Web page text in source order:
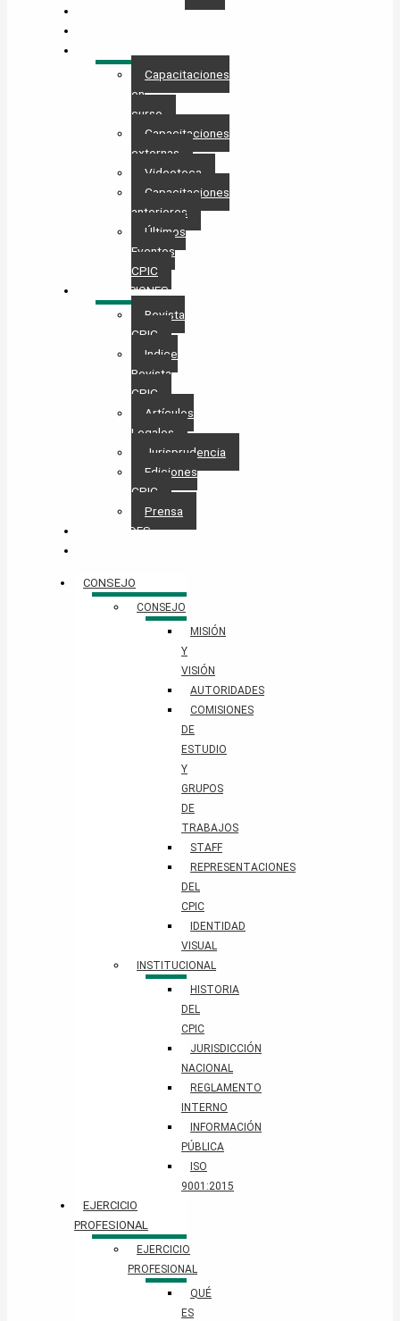
Capacitaciones
en
curso
Capacitaciones
externas
Videoteca
Capacitaciones
anteriores
Últimos
Eventos
CPIC
PUBLICACIONES
Revista
CPIC
Indice
Revista
CPIC
Artículos
Legales
Jurisprudencia
Ediciones
CPIC
Prensa
NOVEDADES
CONSEJO
CONSEJO
MISIÓN
Y
VISIÓN
AUTORIDADES
COMISIONES
DE
ESTUDIO
Y
GRUPOS
DE
TRABAJOS
STAFF
REPRESENTACIONES
DEL
CPIC
IDENTIDAD
VISUAL
INSTITUCIONAL
HISTORIA
DEL
CPIC
JURISDICCIÓN
NACIONAL
REGLAMENTO
INTERNO
INFORMACIÓN
PÚBLICA
ISO
9001:2015
EJERCICIO
PROFESIONAL
EJERCICIO
PROFESIONAL
QUÉ
ES